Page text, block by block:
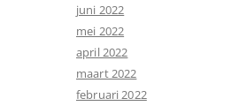
juni 2022
mei 2022
april 2022
maart 2022
februari 2022